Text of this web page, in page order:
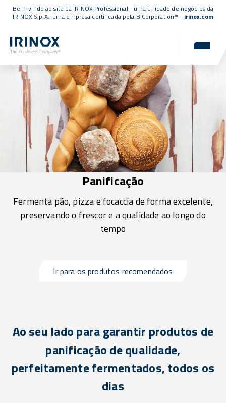
Bem-vindo ao site da IRINOX Professional - uma unidade de negócios da
IRINOX S.p.A., uma empresa certificada pela B Corporation™ - irinox.com
Panificação
Fermenta pão, pizza e focaccia de forma excelente,
preservando o frescor e a qualidade ao longo do
tempo
Ir para os produtos recomendados
Ao seu lado para garantir produtos de
panificação de qualidade,
perfeitamente fermentados, todos os
dias